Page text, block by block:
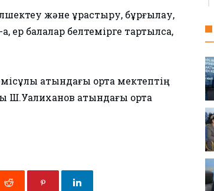
және құрастыру, бұрғылау,
ер балалар белтемірге тартылса,
атындағы орта мектептің
Ш.Уалиханов атындағы орта